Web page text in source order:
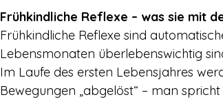
Frühkindliche Reflexe – was sie mit
Frühkindliche Reflexe sind
Lebensmonaten überlebenswichtig
Im Laufe des ersten Lebensjahres
Bewegungen „abgelöst“ – man